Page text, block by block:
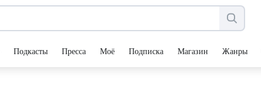
Подкасты Пресса Моё Подписка Магазин Жанры